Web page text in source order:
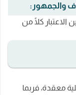
والجمهور:
الاعتبار كلًا من
معقدة، فربما